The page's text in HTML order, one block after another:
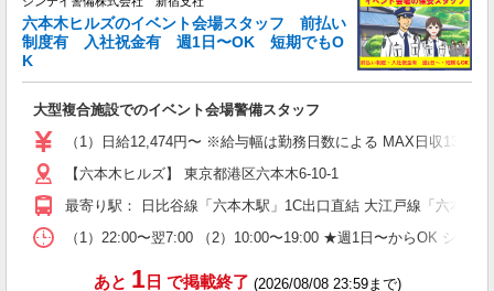
六本木ヒルズのイベント会場スタッフ 前払い
制度有 入社祝金有 週1日〜OK 短期でもO
K
大型複合施設でのイベント会場警備スタッフ
（1）日給12,474円〜 ※給与幅は勤務日数による MAX日収
【六本木ヒルズ】 東京都港区六本木6-10-1
最寄り駅： 日比谷線「六本木駅」1C出口直結 大江戸線「六本木
（1）22:00〜翌7:00 （2）10:00〜19:00 ★週1日〜からOK シフ
あと 1日 で掲載終了 (2026/08/08 23:59まで)